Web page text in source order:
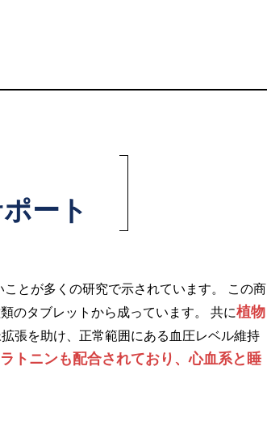
ート
とが多くの研究で示されています。 この商
のタブレットから成っています。 共に植物
張を助け、正常範囲にある血圧レベル維持
トニンも配合されており、心血系と睡